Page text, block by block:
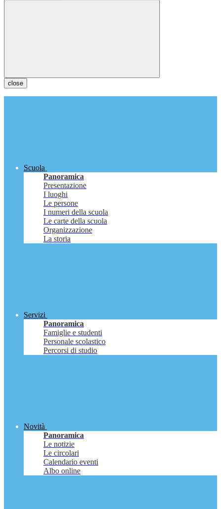
close
Scuola
Panoramica
Presentazione
I luoghi
Le persone
I numeri della scuola
Le carte della scuola
Organizzazione
La storia
Servizi
Panoramica
Famiglie e studenti
Personale scolastico
Percorsi di studio
Novità
Panoramica
Le notizie
Le circolari
Calendario eventi
Albo online